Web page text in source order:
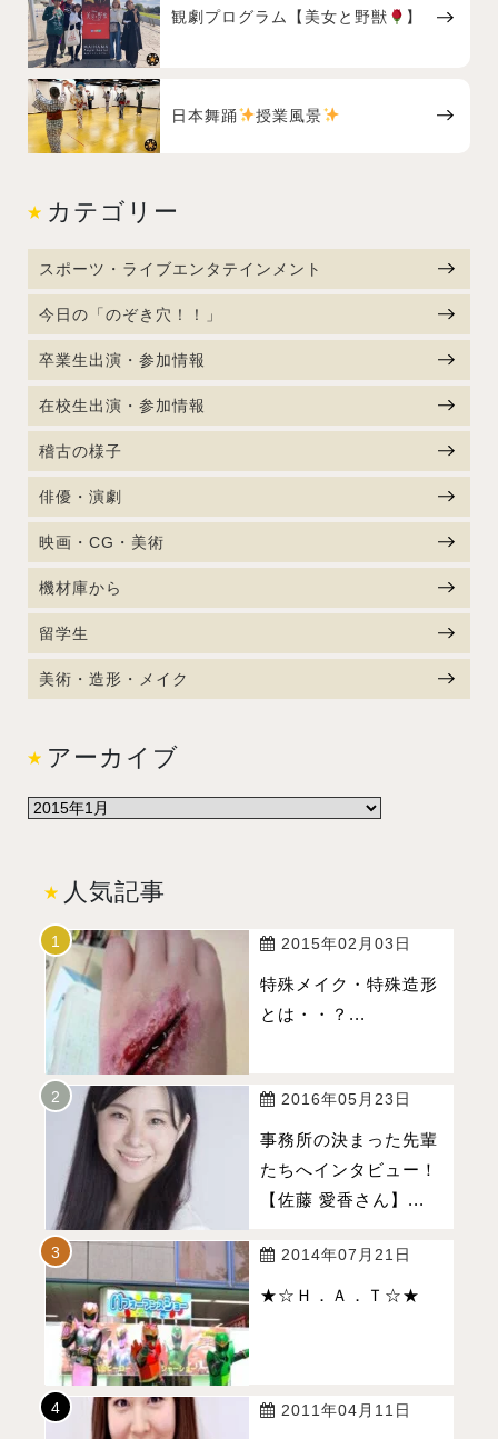
観劇プログラム【美女と野獣 】
日本舞踊 授業風景
カテゴリー
スポーツ・ライブエンタテインメント
今日の「のぞき穴！！」
卒業生出演・参加情報
在校生出演・参加情報
稽古の様子
俳優・演劇
映画・CG・美術
機材庫から
留学生
美術・造形・メイク
アーカイブ
人気記事
2015年02月03日
特殊メイク・特殊造形
とは・・？...
2016年05月23日
事務所の決まった先輩
たちへインタビュー！
【佐藤 愛香さん】...
2014年07月21日
★☆Ｈ．Ａ．Ｔ☆★
2011年04月11日